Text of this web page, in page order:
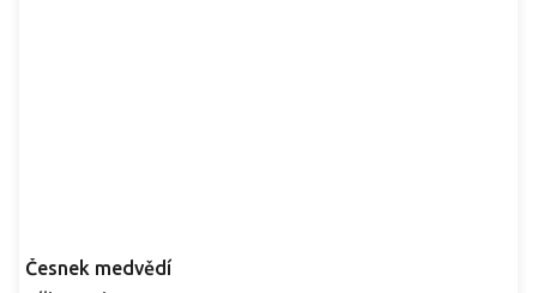
Česnek medvědí